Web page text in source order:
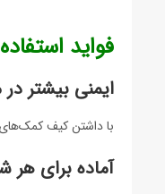
فواید
ایمنی بیشتر
با داشتن کیف کمک‌های
آماده برای هر